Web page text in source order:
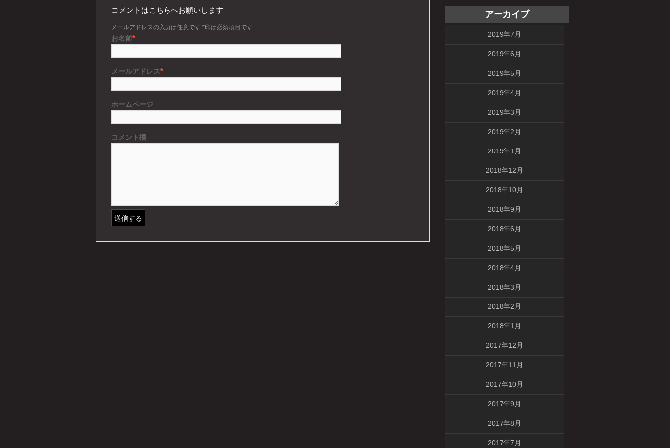
コメントはこちらへお願いします
メールアドレスの入力は任意です *印は必須項目です
お名前*
メールアドレス*
ホームページ
コメント欄
アーカイブ
2019年7月
2019年6月
2019年5月
2019年4月
2019年3月
2019年2月
2019年1月
2018年12月
2018年10月
2018年9月
2018年6月
2018年5月
2018年4月
2018年3月
2018年2月
2018年1月
2017年12月
2017年11月
2017年10月
2017年9月
2017年8月
2017年7月